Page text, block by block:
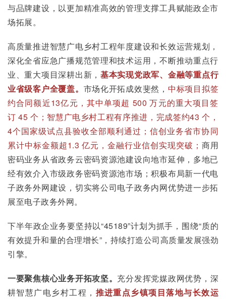
与品牌建设，以更加精准高效的管理支撑工具赋能政企市
场拓展。
高质量推进智慧广电乡村工程年度建设和长效运营规划，
深化全省应急广播规范管理和技术运用，不断推动重点行
业、重大项目深耕出新，基本实现党政军、金融等重点行
业省级客户全覆盖。 市场化开拓成效斐然， 中标项目拟签
约合同额近13亿元，其中单项超 500 万元的重大项目签
订 45 个；智慧广电乡村工程有序推进，完成签约43 个，
4个国家级试点县验收全部顺利通过；信创业务省市协同
累计中标金额超1.3 亿元，金融行业信创实现突破； 商用
密码业务从省政务云密码资源池建设向地市延伸，多地已
经有效介入市级政务密码资源池市场；积极布局新一代电
子政务外网建设，切实将公司电子政务内网优势进一步拓
展至电子政务外网。
下半年政企业务要坚持以“45189”计划为抓手，围绕“质的
有效提升和量的合理增长”，持续打造公司高质量发展强劲
引擎。
一要聚焦核心业务开拓攻坚。 充分发挥党媒政网优势，深
耕智慧广电乡村工程， 推进重点乡镇项目落地与长效运